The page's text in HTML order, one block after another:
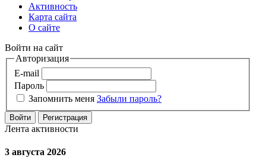
Активность
Карта сайта
О сайте
Войти на сайт
Авторизация
E-mail
Пароль
Запомнить меня Забыли пароль?
Войти Регистрация
Лента активности
3 августа 2026